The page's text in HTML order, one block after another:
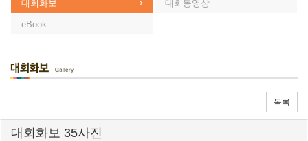
대회화보 대회동영상
eBook
목록
대회화보 35사진